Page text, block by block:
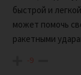
быстрой и
может помочь
ракетными
-9